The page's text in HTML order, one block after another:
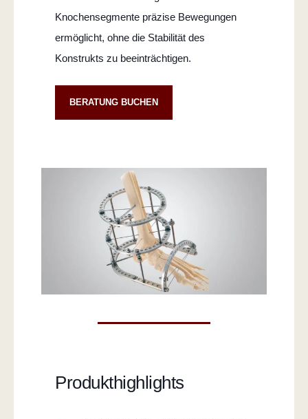
Knochensegmente präzise Bewegungen
ermöglicht, ohne die Stabilität des
Konstrukts zu beeinträchtigen.
BERATUNG BUCHEN
Produkthighlights